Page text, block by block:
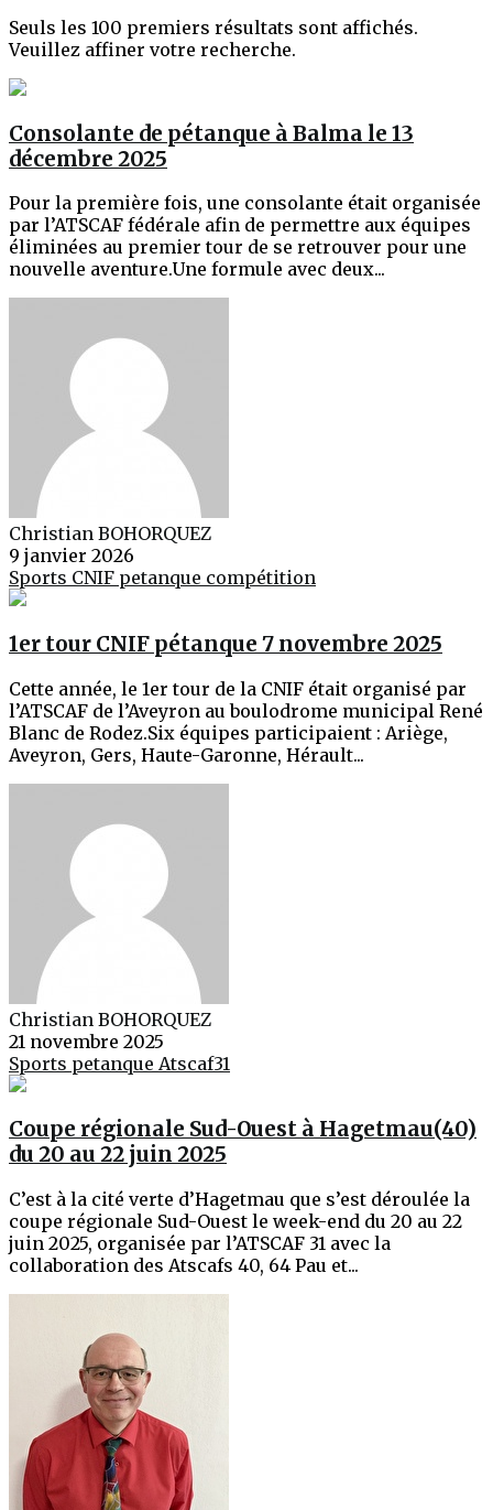
Seuls les 100 premiers résultats sont affichés.
Veuillez affiner votre recherche.
Consolante de pétanque à Balma le 13
décembre 2025
Pour la première fois, une consolante était organisée
par l’ATSCAF fédérale afin de permettre aux équipes
éliminées au premier tour de se retrouver pour une
nouvelle aventure.Une formule avec deux...
Christian BOHORQUEZ
9 janvier 2026
Sports CNIF petanque compétition
1er tour CNIF pétanque 7 novembre 2025
Cette année, le 1er tour de la CNIF était organisé par
l’ATSCAF de l’Aveyron au boulodrome municipal René
Blanc de Rodez.Six équipes participaient : Ariège,
Aveyron, Gers, Haute-Garonne, Hérault...
Christian BOHORQUEZ
21 novembre 2025
Sports petanque Atscaf31
Coupe régionale Sud-Ouest à Hagetmau(40)
du 20 au 22 juin 2025
C’est à la cité verte d’Hagetmau que s’est déroulée la
coupe régionale Sud-Ouest le week-end du 20 au 22
juin 2025, organisée par l’ATSCAF 31 avec la
collaboration des Atscafs 40, 64 Pau et...